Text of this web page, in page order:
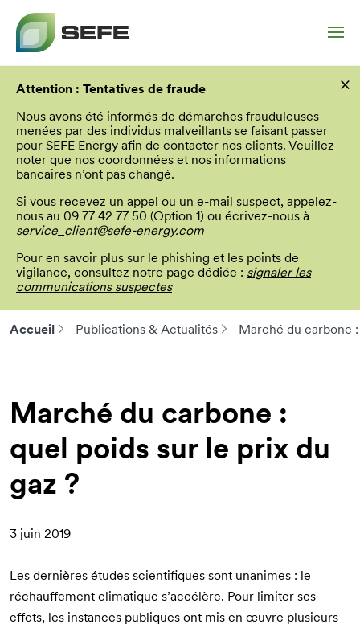
principal
Attention : Tentatives de fraude
Nous avons été informés de démarches frauduleuses
menées par des individus malveillants se faisant passer
pour SEFE Energy afin de contacter nos clients. Veuillez
noter que nos coordonnées et nos informations
bancaires n’ont pas changé.
Si vous recevez un appel ou un e-mail suspect, appelez-
nous au 09 77 42 77 50 (Option 1) ou écrivez-nous à
service_client@sefe-energy.com
Pour en savoir plus sur le phishing et les points de
vigilance, consultez notre page dédiée : signaler les
communications suspectes
×
Accueil Publications & Actualités Marché du carbone
Marché du carbone :
quel poids sur le prix du
gaz ?
3 juin 2019
Les dernières études scientifiques sont unanimes : le
réchauffement climatique s’accélère. Pour limiter ses
effets, les instances publiques ont mis en œuvre plusieurs